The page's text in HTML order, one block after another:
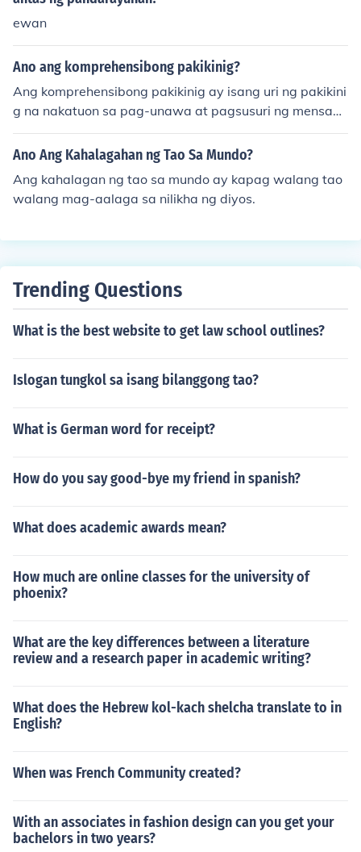
ng impormasyon.
ewan
Ano ang komprehensibong pakikinig?
Ang komprehensibong pakikinig ay isang uri ng pakikini
g na nakatuon sa pag-unawa at pagsusuri ng mensahe
ng tagapagsalita. Kabilang dito ang aktibong pagkuha
ng impormasyon, pag-unawa sa konteksto, at pagtuko
ga ang atensyon at konsentrasyon upang mas malinaw
na maunawaan ang nilalaman at layunin ng komunikas
minar, at klase.
Ano Ang Kahalagahan ng Tao Sa Mundo?
Ang kahalagan ng tao sa mundo ay kapag walang tao
walang mag-aalaga sa nilikha ng diyos.
Trending Questions
What is the best website to get law school outlines?
Islogan tungkol sa isang bilanggong tao?
What is German word for receipt?
How do you say good-bye my friend in spanish?
What does academic awards mean?
How much are online classes for the university of
phoenix?
What are the key differences between a literature
review and a research paper in academic writing?
What does the Hebrew kol-kach shelcha translate to in
English?
When was French Community created?
With an associates in fashion design can you get your
bachelors in two years?